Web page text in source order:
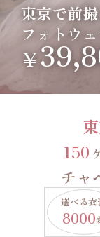
東京で前撮
フォトウ
￥
150
チャ
選べる衣
8000